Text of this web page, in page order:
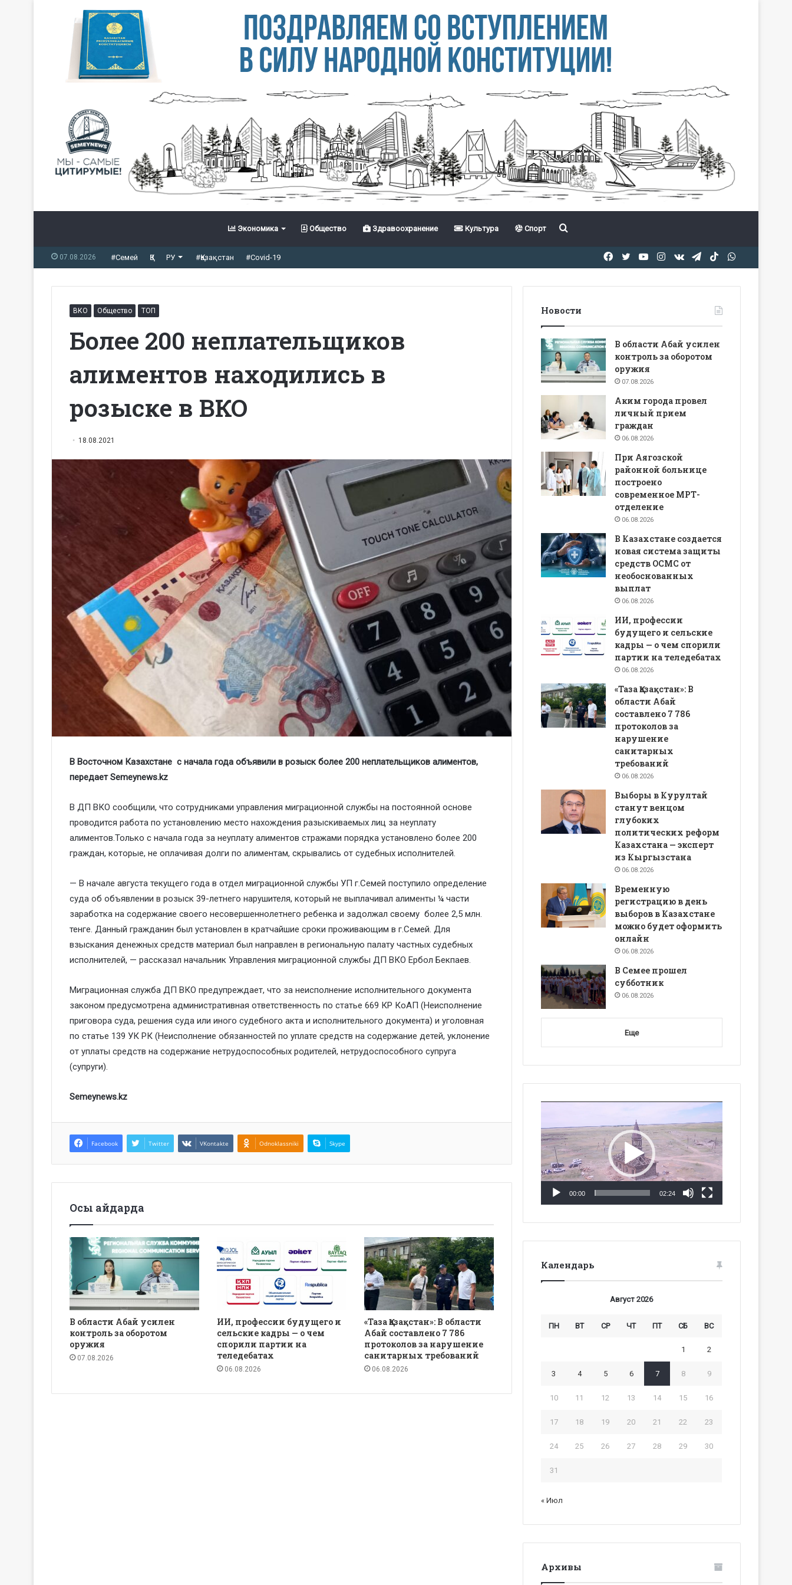
Экономика Общество Здравоохранение Культура Спорт Іздеу
07.08.2026 #Семей ҚЗ РУ #Қазақстан #Covid-19 TikTok
Telegram
vk.com
Instagram
YouTube
Twitter
Facebook
ВКО Общество ТОП
Более 200 неплательщиков
алиментов находились в
розыске в ВКО
18.08.2021
В Восточном Казахстане с начала года объявили в розыск более 200 неплательщиков алиментов,
передает Semeynews.kz
В ДП ВКО сообщили, что сотрудниками управления миграционной службы на постоянной основе
проводится работа по установлению место нахождения разыскиваемых лиц за неуплату
алиментов.Только с начала года за неуплату алиментов стражами порядка установлено более 200
граждан, которые, не оплачивая долги по алиментам, скрывались от судебных исполнителей.
— В начале августа текущего года в отдел миграционной службы УП г.Семей поступило определение
суда об объявлении в розыск 39-летнего нарушителя, который не выплачивал алименты ¼ части
заработка на содержание своего несовершеннолетнего ребенка и задолжал своему более 2,5 млн.
тенге. Данный гражданин был установлен в кратчайшие сроки проживающим в г.Семей. Для
взыскания денежных средств материал был направлен в региональную палату частных судебных
исполнителей, — рассказал начальник Управления миграционной службы ДП ВКО Ербол Бекпаев.
Миграционная служба ДП ВКО предупреждает, что за неисполнение исполнительного документа
законом предусмотрена административная ответственность по статье 669 КР КоАП (Неисполнение
приговора суда, решения суда или иного судебного акта и исполнительного документа) и уголовная
по статье 139 УК РК (Неисполнение обязанностей по уплате средств на содержание детей, уклонение
от уплаты средств на содержание нетрудоспособных родителей, нетрудоспособного супруга
(супруги).
Semeynews.kz
Facebook Twitter VKontakte Odnoklassniki Skype
Осы айдарда
В области Абай усилен
контроль за оборотом
оружия
07.08.2026
ИИ, профессии будущего и
сельские кадры — о чем
спорили партии на
теледебатах
06.08.2026
«Таза Қазақстан»: В области
Абай составлено 7 786
протоколов за нарушение
санитарных требований
06.08.2026
Новости
В области Абай усилен
контроль за оборотом
оружия
07.08.2026
Аким города провел
личный прием
граждан
06.08.2026
При Аягозской
районной больнице
построено
современное МРТ-
отделение
06.08.2026
В Казахстане создается
новая система защиты
средств ОСМС от
необоснованных
выплат
06.08.2026
ИИ, профессии
будущего и сельские
кадры — о чем спорили
партии на теледебатах
06.08.2026
«Таза Қазақстан»: В
области Абай
составлено 7 786
протоколов за
нарушение
санитарных
требований
06.08.2026
Выборы в Курултай
станут венцом
глубоких
политических реформ
Казахстана — эксперт
из Кыргызстана
06.08.2026
Временную
регистрацию в день
выборов в Казахстане
можно будет оформить
онлайн
06.08.2026
В Семее прошел
субботник
06.08.2026
Еще
00:00 02:24
Календарь
Август 2026
ПН ВТ СР ЧТ ПТ СБ ВС
1 2
3 4 5 6 7 8 9
10 11 12 13 14 15 16
17 18 19 20 21 22 23
24 25 26 27 28 29 30
31
« Июл
Архивы